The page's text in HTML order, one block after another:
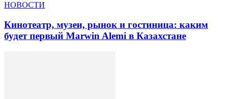
НОВОСТИ
Кинотеатр, музеи, рынок и гостиница: каким
будет первый Marwin Alemi в Казахстане